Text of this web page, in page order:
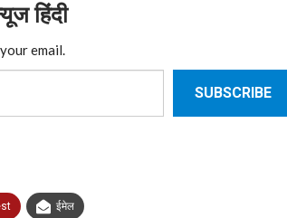
हिंदी
email.
SUBSCRIBE
ईमेल